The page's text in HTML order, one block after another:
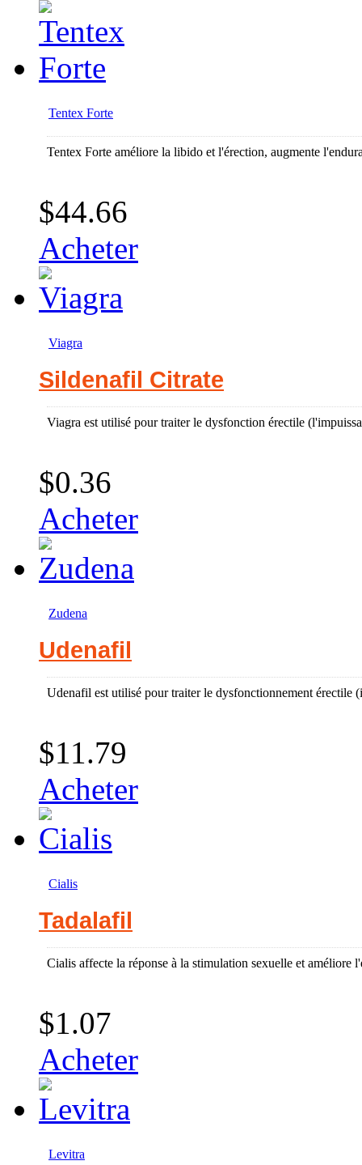
Tentex Forte
Tentex Forte améliore la libido et l'érection, augmente
$44.66
Acheter
Viagra
Sildenafil Citrate
Viagra est utilisé pour traiter le dysfonction érectile
$0.36
Acheter
Zudena
Udenafil
Udenafil est utilisé pour traiter le dysfonctionnement érectile
$11.79
Acheter
Cialis
Tadalafil
Cialis affecte la réponse à la stimulation sexuelle et améliore
$1.07
Acheter
Levitra